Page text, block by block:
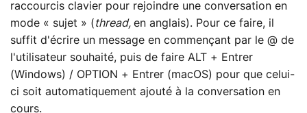
raccourcis clavier pour rejoindre une conversation en
mode « sujet » (thread, en anglais). Pour ce faire, il
suffit d'écrire un message en commençant par le @ de
l'utilisateur souhaité, puis de faire ALT + Entrer
(Windows) / OPTION + Entrer (macOS) pour que celui-
ci soit automatiquement ajouté à la conversation en
cours.